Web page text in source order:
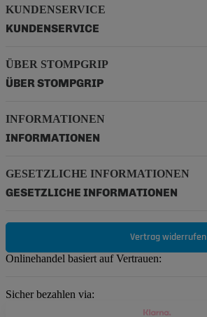
KUNDENSERVICE
KUNDENSERVICE
ÜBER STOMPGRIP
ÜBER STOMPGRIP
INFORMATIONEN
INFORMATIONEN
GESETZLICHE INFORMATIONEN
GESETZLICHE INFORMATIONEN
Vertrag widerrufen
Onlinehandel basiert auf Vertrauen:
Sicher bezahlen via: